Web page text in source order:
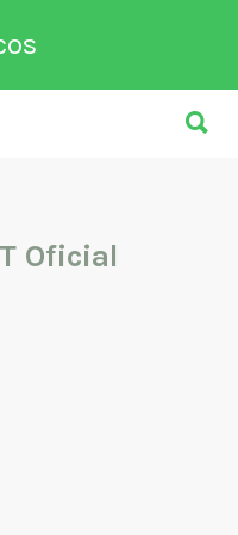
Oficial